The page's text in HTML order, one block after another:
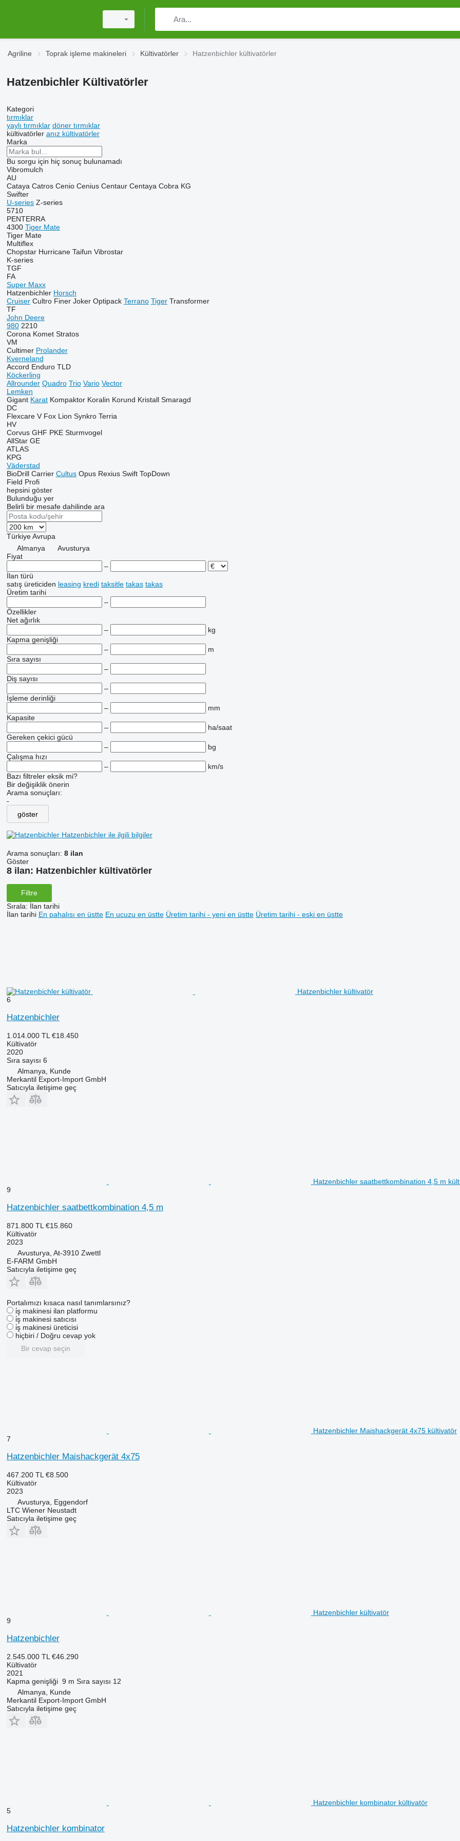
Agriline Toprak işleme makineleri Kültivatörler Hatzenbichler kültivatörler
Hatzenbichler Kültivatörler
Kategori
tırmıklar
yaylı tırmıklar döner tırmıklar
kültivatörler anız kültivatörler
Marka
Bu sorgu için hiç sonuç bulunamadı
Vibromulch
AU
Cataya Catros Cenio Cenius Centaur Centaya Cobra KG
Swifter
U-series Z-series
5710
PENTERRA
4300 Tiger Mate
Tiger Mate
Multiflex
Chopstar Hurricane Taifun Vibrostar
K-series
TGF
FA
Super Maxx
Hatzenbichler Horsch
Cruiser Cultro Finer Joker Optipack Terrano Tiger Transformer
TF
John Deere
980 2210
Corona Komet Stratos
VM
Cultimer Prolander
Kverneland
Accord Enduro TLD
Köckerling
Allrounder Quadro Trio Vario Vector
Lemken
Gigant Karat Kompaktor Koralin Korund Kristall Smaragd
DC
Flexcare V Fox Lion Synkro Terria
HV
Corvus GHF PKE Sturmvogel
AllStar GE
ATLAS
KPG
Väderstad
BioDrill Carrier Cultus Opus Rexius Swift TopDown
Field Profi
hepsini göster
Bulunduğu yer
Belirli bir mesafe dahilinde ara
Türkiye Avrupa
Almanya
Avusturya
Fiyat
–
İlan türü
satış üreticiden leasing kredi taksitle takas takas
Üretim tarihi
–
Özellikler
Net ağırlık
–
kg
Kapma genişliği
–
m
Sıra sayısı
–
Diş sayısı
–
İşleme derinliği
–
mm
Kapasite
–
ha/saat
Gereken çekici gücü
–
bg
Çalışma hızı
–
km/s
Bazı filtreler eksik mi?
Bir değişiklik önerin
Arama sonuçları:
-
göster
Hatzenbichler ile ilgili bilgiler
Arama sonuçları: 8 ilan
Göster
8 ilan: Hatzenbichler kültivatörler
Filtre
Sırala: İlan tarihi
İlan tarihi En pahalısı en üstte En ucuzu en üstte Üretim tarihi - yeni en üstte Üretim tarihi - eski en üstte
Hatzenbichler kültivatör
6
Hatzenbichler
1.014.000 TL €18.450
Kültivatör
2020
Sıra sayısı 6
Almanya, Kunde
Merkantil Export-Import GmbH
Satıcıyla iletişime geç
Hatzenbichler saatbettkombination 4,5 m
9
Hatzenbichler saatbettkombination 4,5 m
871.800 TL €15.860
Kültivatör
2023
Avusturya, At-3910 Zwettl
E-FARM GmbH
Satıcıyla iletişime geç
Portalımızı kısaca nasıl tanımlarsınız?
i̇ş makinesi ilan platformu
i̇ş makinesi satıcısı
i̇ş makinesi üreticisi
hiçbiri / Doğru cevap yok
Bir cevap seçin
Hatzenbichler Maishackgerät 4x75 kültivatör
7
Hatzenbichler Maishackgerät 4x75
467.200 TL €8.500
Kültivatör
2023
Avusturya, Eggendorf
LTC Wiener Neustadt
Satıcıyla iletişime geç
Hatzenbichler kültivatör
9
Hatzenbichler
2.545.000 TL €46.290
Kültivatör
2021
Kapma genişliği 9 m Sıra sayısı 12
Almanya, Kunde
Merkantil Export-Import GmbH
Satıcıyla iletişime geç
Hatzenbichler kombinator kültivatör
5
Hatzenbichler kombinator